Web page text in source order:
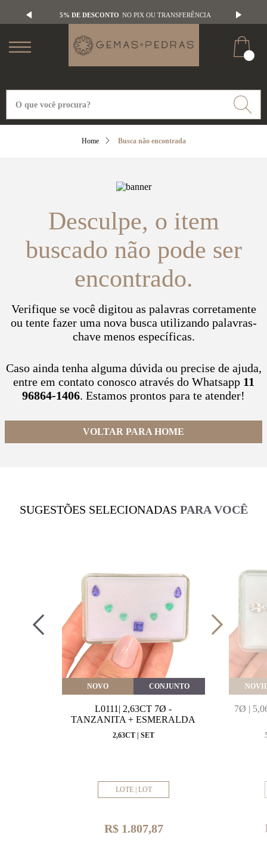
5% DE DESCONTO NO PIX OU TRANSFERÊNCIA
Busca não encontrada
Desculpe, o item
buscado não pode ser
encontrado.
Verifique se você digitou as palavras corretamente
ou tente fazer uma nova busca utilizando palavras-
chave menos específicas.
Caso ainda tenha alguma dúvida ou precise de ajuda,
entre em contato conosco através do Whatsapp 11
96864-1406. Estamos prontos para te atender!
VOLTAR PARA HOME
SUGESTÕES SELECIONADAS PARA VOCÊ
NOVO CONJUNTO
L0111| 2,63CT 7Ø -
TANZANITA + ESMERALDA
2,63CT | SET
LOTE | LOT
R$ 1.807,87
7Ø |